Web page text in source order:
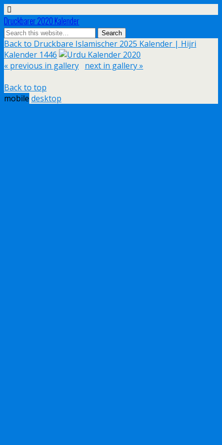
Druckbarer 2020 Kalender
Back to Druckbare Islamischer 2025 Kalender | Hijri
Kalender 1446
« previous in gallery next in gallery »
Back to top
mobile desktop